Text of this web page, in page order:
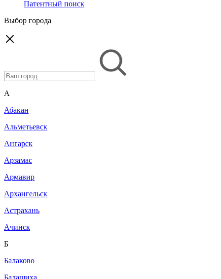
Патентный поиск
Выбор города
A
Абакан
Альметьевск
Ангарск
Арзамас
Армавир
Архангельск
Астрахань
Ачинск
Б
Балаково
Балашиха